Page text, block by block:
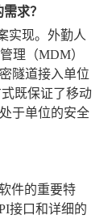
求？
实现。外勤人
理（MDM）
隧道接入单位
既保证了移动
于单位的安全
件的重要特
接口和详细的